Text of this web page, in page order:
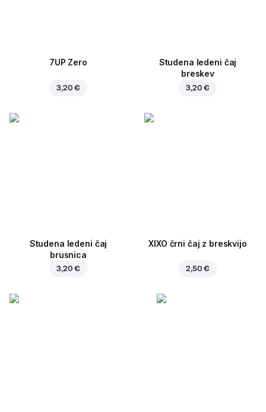
7UP Zero
3,20 €
Studena ledeni čaj
breskev
3,20 €
Studena ledeni čaj
brusnica
3,20 €
XIXO črni čaj z breskvijo
2,50 €